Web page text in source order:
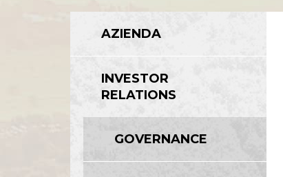
AZIENDA
INVESTOR
RELATIONS
GOVERNANCE